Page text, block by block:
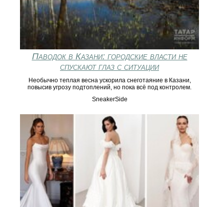
Паводок в Казани: городские власти не
спускают глаз с ситуации
Необычно теплая весна ускорила снеготаяние в Казани,
повысив угрозу подтоплений, но пока всё под контролем.
SneakerSide